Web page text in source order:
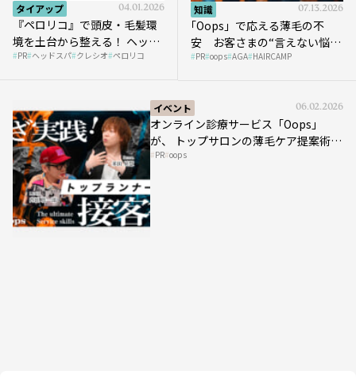
タイアップ 04.01.2026
『ペロリコ』で頭皮・毛髪環
境を土台から整える！ ヘッド
スパ比率1.5倍アップの秘策を
PR ヘッドスパ クレシオ ペロリコ
知識 07.13.2026
｢Oops」で応える薄毛の不
安 お客さまの“言えない悩
み”にどう向き合う？ ＃01
PR oops AGA HAIRCAMP
イベント 06.02.2026
オンライン診療サービス「Oops」
が、 トップサロンの薄毛ケア提案術を
HAIRCAMPで公開！
PR oops